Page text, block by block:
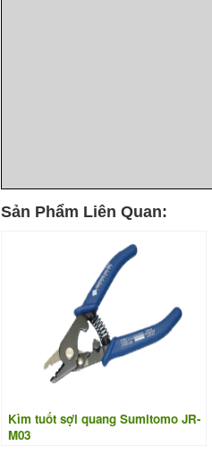
Sản Phẩm Liên Quan:
Kìm tuốt sợi quang Sumitomo JR-
M03